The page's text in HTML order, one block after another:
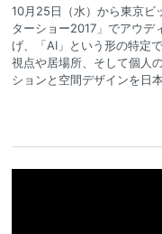
10月25日（水）から東京ビ
ターショー2017」でアウ
げ、「AI」という形の特定
視点や居場所、そして個人
ションと空間デザインを日